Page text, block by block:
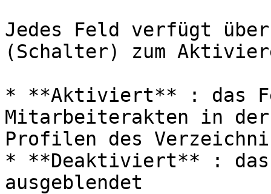
Jedes Feld verfügt
(Schalter) zum
* **Aktiviert** : das
Mitarbeiterakten in der
Profilen des
* **Deaktiviert** :
ausgeblendet